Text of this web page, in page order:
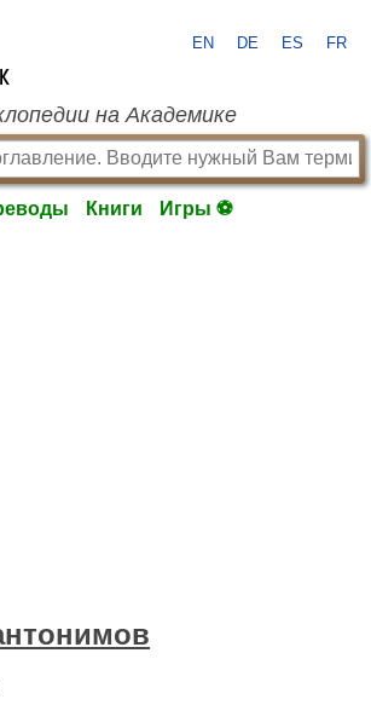
EN DE ES FR
на Академике
Книги Игры ⚽